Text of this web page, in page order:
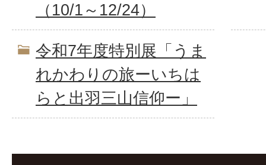
（10/1～12/24）
令和7年度特別展「うま
れかわりの旅ーいちは
らと出羽三山信仰ー」